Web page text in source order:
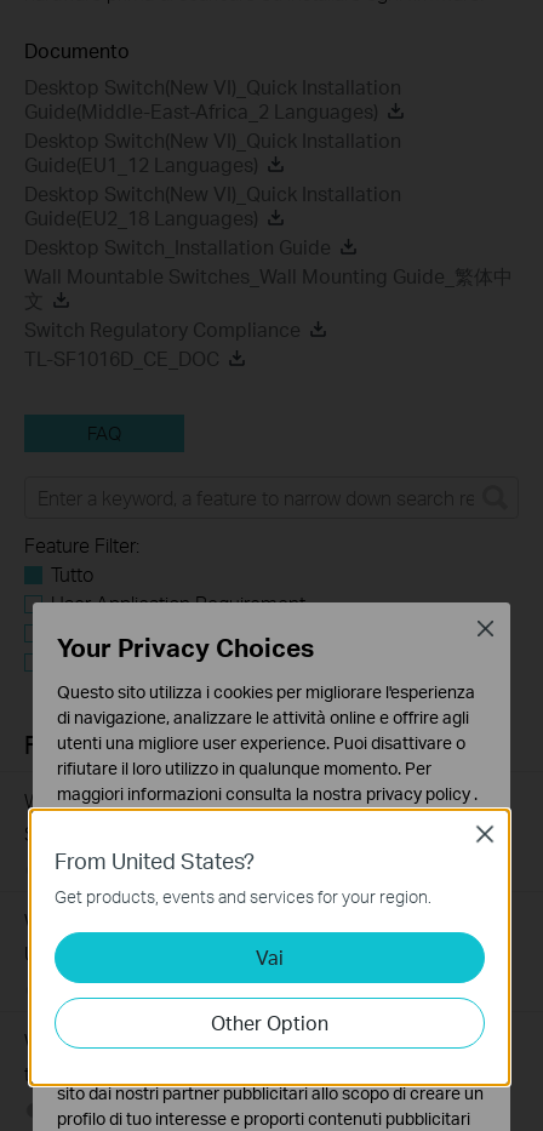
Documento
Desktop Switch(New VI)_Quick Installation
Guide(Middle-East-Africa_2 Languages)
Desktop Switch(New VI)_Quick Installation
Guide(EU1_12 Languages)
Desktop Switch(New VI)_Quick Installation
Guide(EU2_18 Languages)
Desktop Switch_Installation Guide
Wall Mountable Switches_Wall Mounting Guide_繁体中
文
Switch Regulatory Compliance
TL-SF1016D_CE_DOC
FAQ
Feature Filter:
Tutto
User Application Requirement
Troubleshooting
Q&A of functional explanation or specification
parameters
FAQs
What Are the Differences in Features and Application
Scenarios Among Various Series Switches
07-31-2026 407202views
Why Are the Ethernet LED Indicators Off on My TP-Link
Unmanaged Switch?
What Can I Do If My PC Is Not Working When Connected
to a TP-Link Unmanaged Switch?
07-16-2026 317015
From United States?
Get products, events and services for your region.
Vai
Other Option
Close
Your Privacy Choices
Questo sito utilizza i cookies per migliorare l'esperienza
di navigazione, analizzare le attività online e offrire agli
utenti una migliore user experience. Puoi disattivare o
rifiutare il loro utilizzo in qualunque momento. Per
maggiori informazioni consulta la nostra privacy policy .
Questi cookies sono necessari per il corretto
funzionamento del sito e non possono essere disattivati
nel tuo sistema.
Analytics e Marketing Cookies
I cookies analitici ci permettono di analizzare le tue
attività sul nostro sito allo scopo di migliorarne le
funzionalità.
sito dai nostri partner pubblicitari allo scopo di creare un
profilo di tuo interesse e proporti contenuti pubblicitari
Close